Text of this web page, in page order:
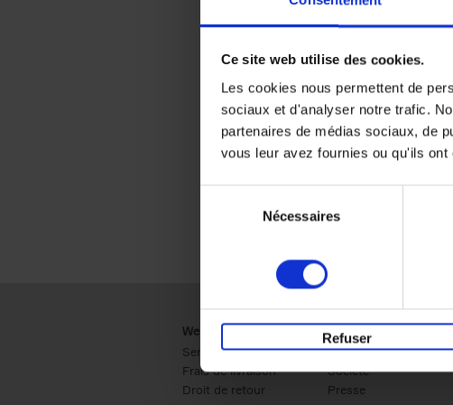
Ce site web utilise des cookies.
Les cookies nous permettent de
sociaux et d'analyser notre trafic.
partenaires de médias sociaux, de
vous leur avez fournies ou qu'ils
Nécessaires
Refuser
Webshop
Service clients
Frais de livraison
Droit de retour
Business
Ventes
Société
Presse